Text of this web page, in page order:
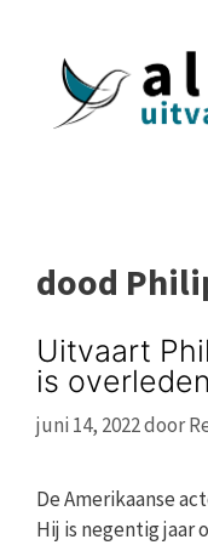
dood
Uitvaart
is overleden
juni 14, 2022door
De Amerikaanse
Hij is negentig jaar